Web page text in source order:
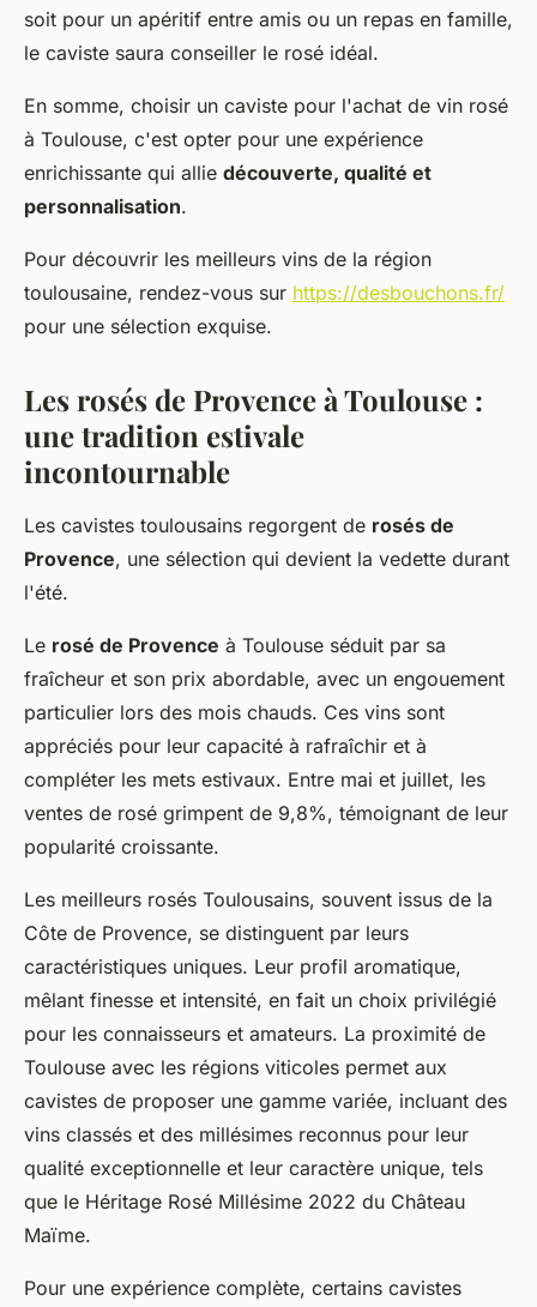
soit pour un apéritif entre amis ou un repas en famille,
le caviste saura conseiller le rosé idéal.
En somme, choisir un caviste pour l'achat de vin rosé
à Toulouse, c'est opter pour une expérience
enrichissante qui allie découverte, qualité et
personnalisation.
Pour découvrir les meilleurs vins de la région
toulousaine, rendez-vous sur https://desbouchons.fr/
pour une sélection exquise.
Les rosés de Provence à Toulouse :
une tradition estivale
incontournable
Les cavistes toulousains regorgent de rosés de
Provence, une sélection qui devient la vedette durant
l'été.
Le rosé de Provence à Toulouse séduit par sa
fraîcheur et son prix abordable, avec un engouement
particulier lors des mois chauds. Ces vins sont
appréciés pour leur capacité à rafraîchir et à
compléter les mets estivaux. Entre mai et juillet, les
ventes de rosé grimpent de 9,8%, témoignant de leur
popularité croissante.
Les meilleurs rosés Toulousains, souvent issus de la
Côte de Provence, se distinguent par leurs
caractéristiques uniques. Leur profil aromatique,
mêlant finesse et intensité, en fait un choix privilégié
pour les connaisseurs et amateurs. La proximité de
Toulouse avec les régions viticoles permet aux
cavistes de proposer une gamme variée, incluant des
vins classés et des millésimes reconnus pour leur
qualité exceptionnelle et leur caractère unique, tels
que le Héritage Rosé Millésime 2022 du Château
Maïme.
Pour une expérience complète, certains cavistes